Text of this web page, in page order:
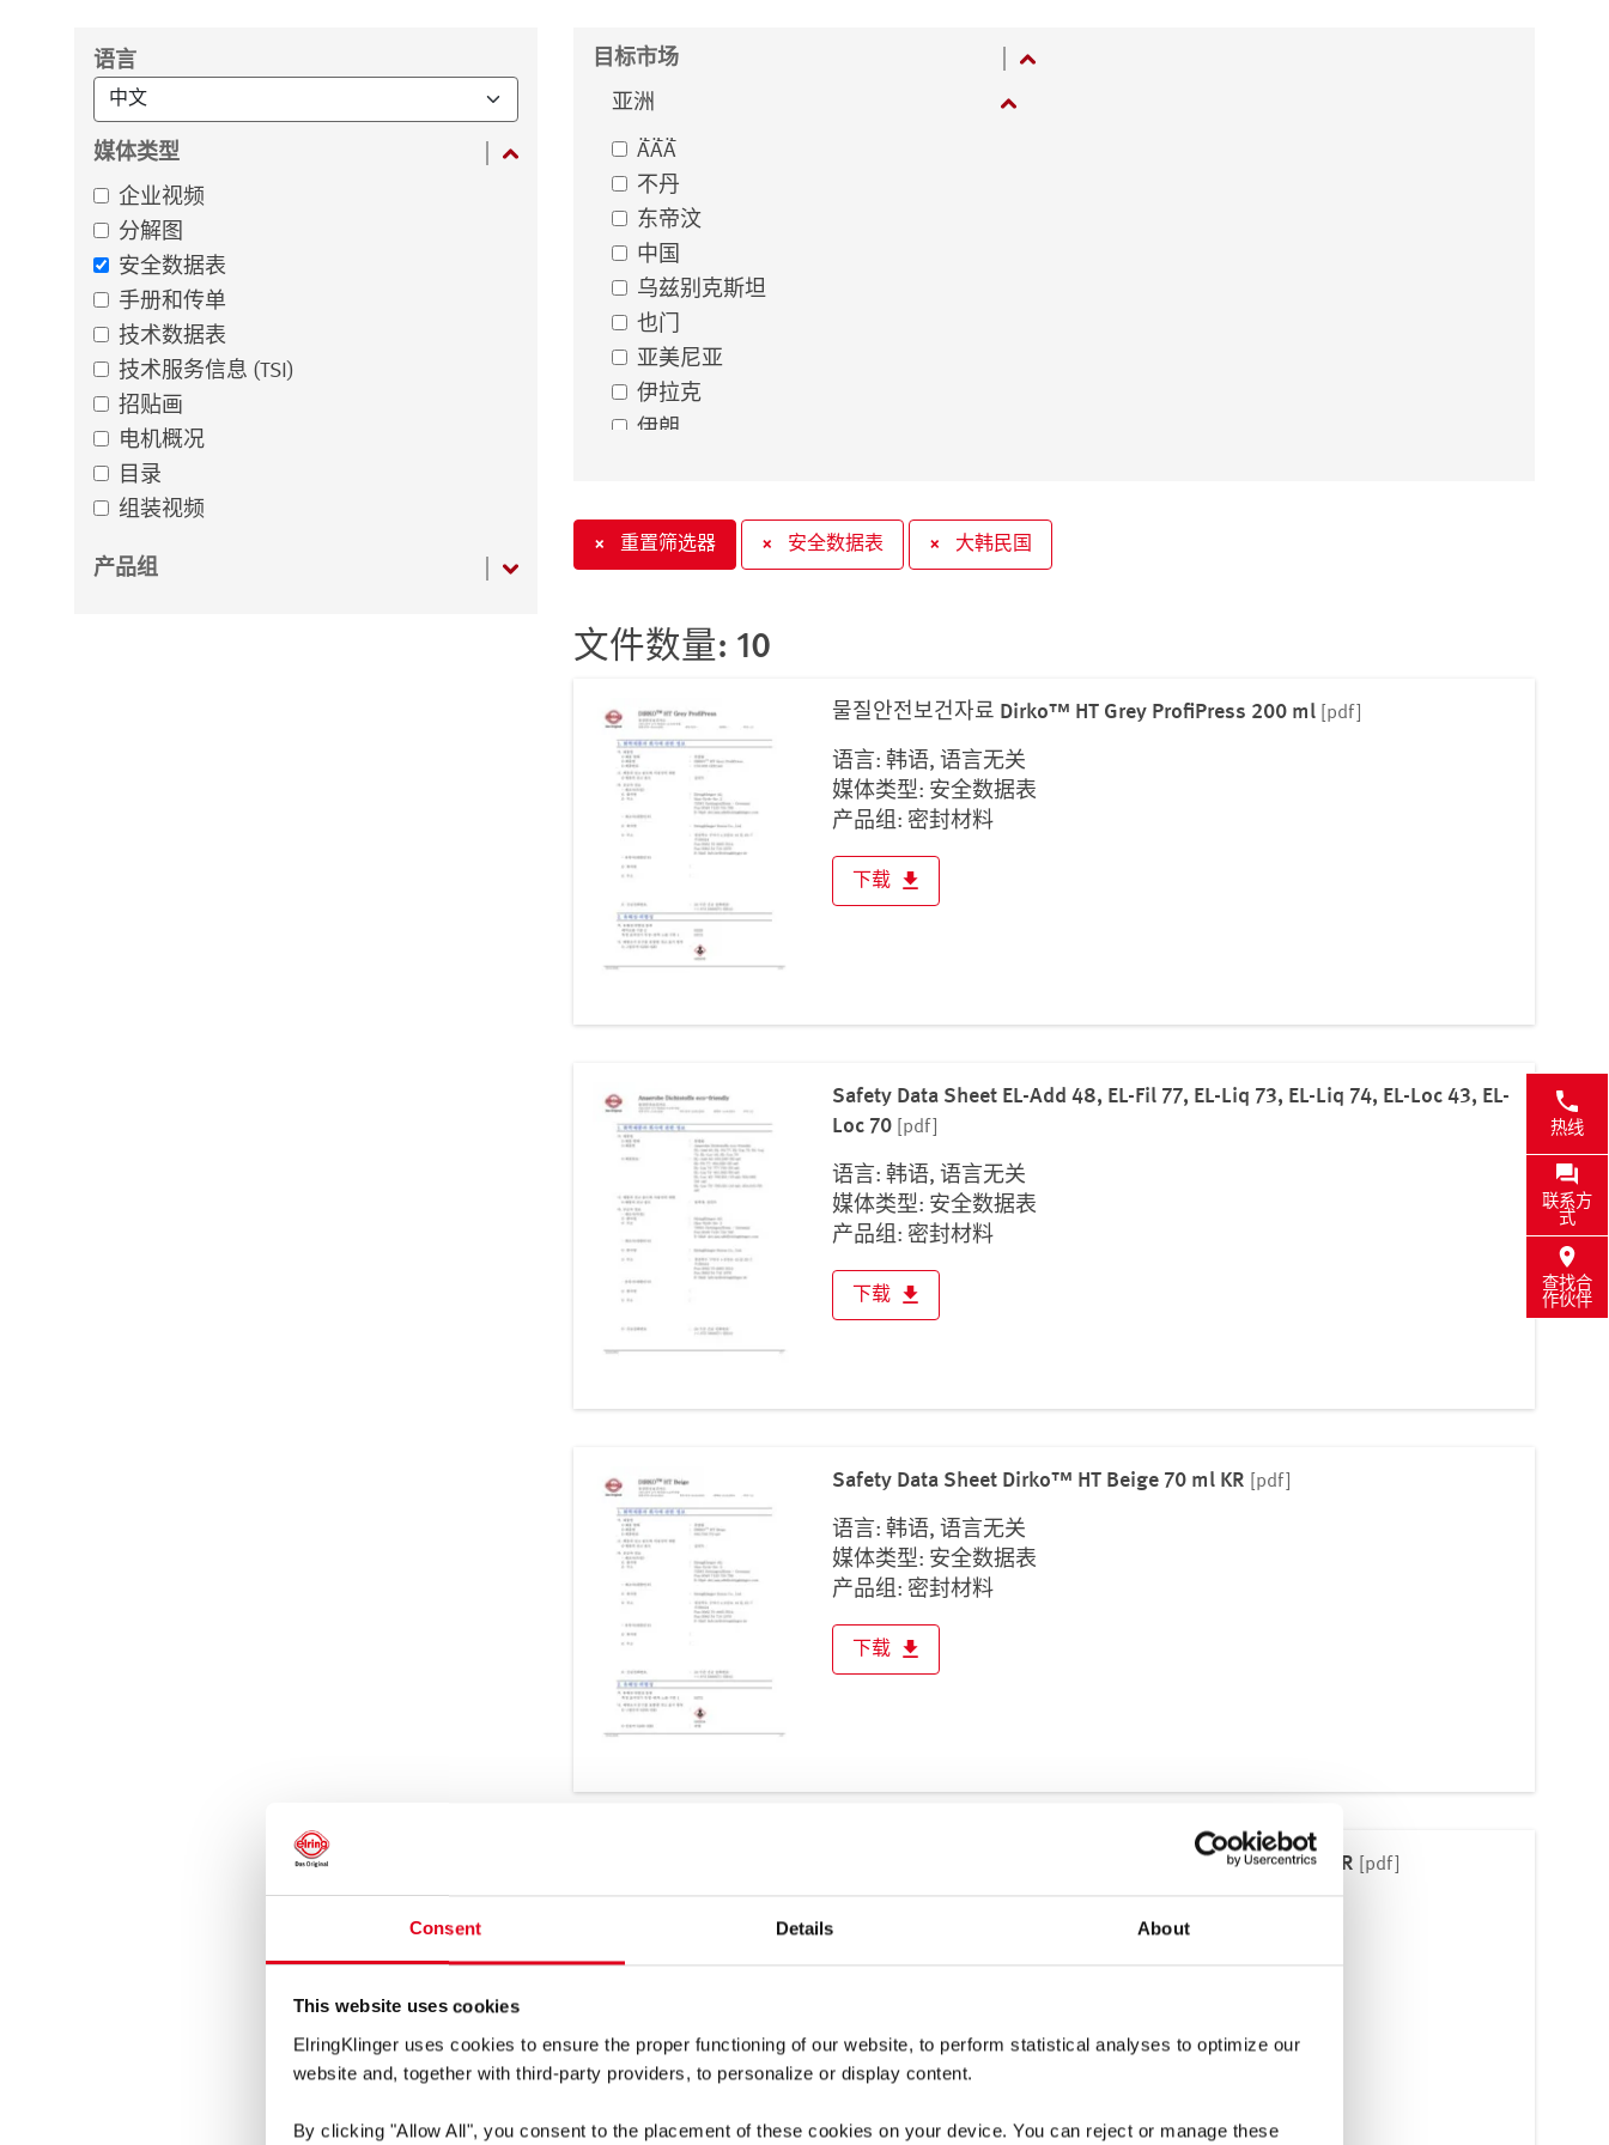
Consent Details About
This website uses cookies
ElringKlinger uses cookies to ensure the proper functioning of our website, to perform statistical analyses to optimize our
website and, together with third-party providers, to personalize or display content.
By clicking "Allow All", you consent to the placement of these cookies on your device. You can reject or manage these
筛选
语言
媒体类型
企业视频
分解图
安全数据表
手册和传单
技术数据表
技术服务信息 (TSI)
招贴画
电机概况
目录
组装视频
产品组
目标市场
亚洲
ǞǞǞ
不丹
东帝汶
中国
乌兹别克斯坦
也门
亚美尼亚
伊拉克
伊朗
印度尼西亚
叙利亚
哈萨克斯坦
塔吉克斯坦
大韩民国
孟加拉国
尼泊尔
巴基斯坦
文莱达鲁萨兰国
斯里兰卡
格鲁吉亚
沙特阿拉伯
泰国
科威特
缅甸
老挝
阿富汗
阿拉伯联合酋长国
马尔代夫
黎巴嫩
非洲
× 重置筛选器 × 安全数据表 × 大韩民国
文件数量: 10
물질안전보건자료 Dirko™ HT Grey ProfiPress 200 ml [pdf]
语言: 韩语, 语言无关
媒体类型: 安全数据表
产品组: 密封材料
下载
Safety Data Sheet EL-Add 48, EL-Fil 77, EL-Liq 73, EL-Liq 74, EL-Loc 43, EL-
Loc 70
[pdf]
语言: 韩语, 语言无关
媒体类型: 安全数据表
产品组: 密封材料
下载
Safety Data Sheet Dirko™ HT Beige 70 ml KR [pdf]
语言: 韩语, 语言无关
媒体类型: 安全数据表
产品组: 密封材料
下载
Safety Data Sheet Dirko™ HT Black ProfiPress 200 ml KR [pdf]
媒体类型: 安全数据表
产品组: 密封材料
下载
热线
联系方
式
查找合
作伙伴